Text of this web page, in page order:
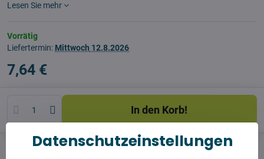
Lesen Sie mehr
Vorrätig
Liefertermin: Mittwoch 12.8.2026
7,64 €
In den Korb!
Watchdog Sendungen
Datenschutzeinstellungen